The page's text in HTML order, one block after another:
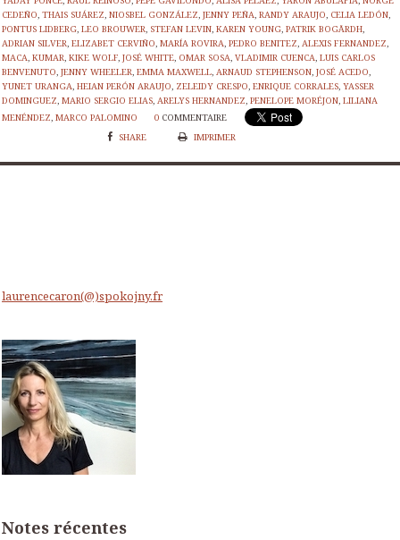
CEDEÑO, THAIS SUÁREZ, NIOSBEL GONZÁLEZ, JENNY PEÑA, RANDY ARAUJO, CELIA LEDÓN,
PONTUS LIDBERG, LEO BROUWER, STEFAN LEVIN, KAREN YOUNG, PATRIK BOGÅRDH,
ADRIAN SILVER, ELIZABET CERVIÑO, MARÍA ROVIRA, PEDRO BENITEZ, ALEXIS FERNANDEZ,
MACA, KUMAR, KIKE WOLF, JOSÉ WHITE, OMAR SOSA, VLADIMIR CUENCA, LUIS CARLOS
BENVENUTO, JENNY WHEELER, EMMA MAXWELL, ARNAUD STEPHENSON, JOSÉ ACEDO,
YUNET URANGA, HEIAN PERÓN ARAUJO, ZELEIDY CRESPO, ENRIQUE CORRALES, YASSER
DOMINGUEZ, MARIO SERGIO ELIAS, ARELYS HERNANDEZ, PENELOPE MORÉJON, LILIANA
MENÉNDEZ, MARCO PALOMINO 0 COMMENTAIRE
SHARE
IMPRIMER
laurencecaron(@)spokojny.fr
Notes récentes